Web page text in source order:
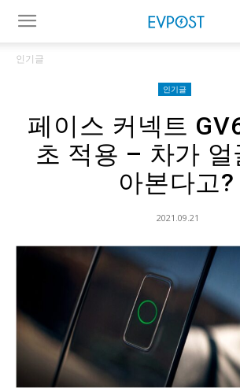
인기글
인기글
페이스 커넥트
초 적용 – 차가 얼
아본다고?
2021.09.21